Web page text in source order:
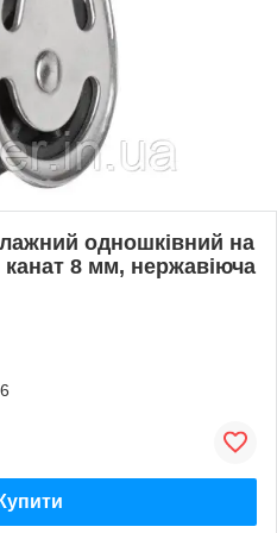
одношківний на
8 мм, нержавіюча
Купити